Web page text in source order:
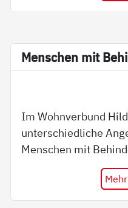
Men­schen mit
Im Wohnverbund
unterschiedliche
Menschen mit